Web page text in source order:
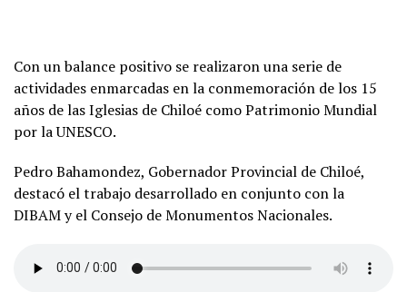
Con un balance positivo se realizaron una serie de
actividades enmarcadas en la conmemoración de los 15
años de las Iglesias de Chiloé como Patrimonio Mundial
por la UNESCO.
Pedro Bahamondez, Gobernador Provincial de Chiloé,
destacó el trabajo desarrollado en conjunto con la
DIBAM y el Consejo de Monumentos Nacionales.